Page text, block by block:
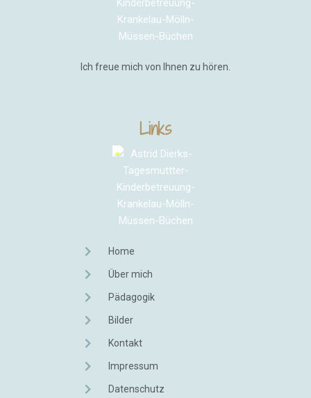
Ich freue mich von Ihnen zu hören.
Links
Home
Über mich
Pädagogik
Bilder
Kontakt
Impressum
Datenschutz